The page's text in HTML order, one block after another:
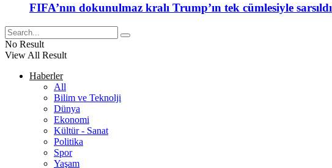
FIFA’nın dokunulmaz kralı Trump’ın tek cümlesiyle sarsıldı
No Result
View All Result
Haberler
All
Bilim ve Teknolji
Dünya
Ekonomi
Kültür - Sanat
Politika
Spor
Yaşam